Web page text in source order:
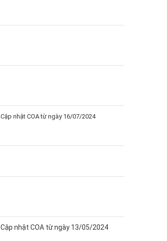
Cập nhật COA từ ngày 16/07/2024
Cập nhật COA từ ngày 13/05/2024